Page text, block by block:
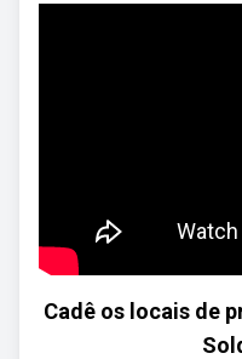
Cadê os locais de